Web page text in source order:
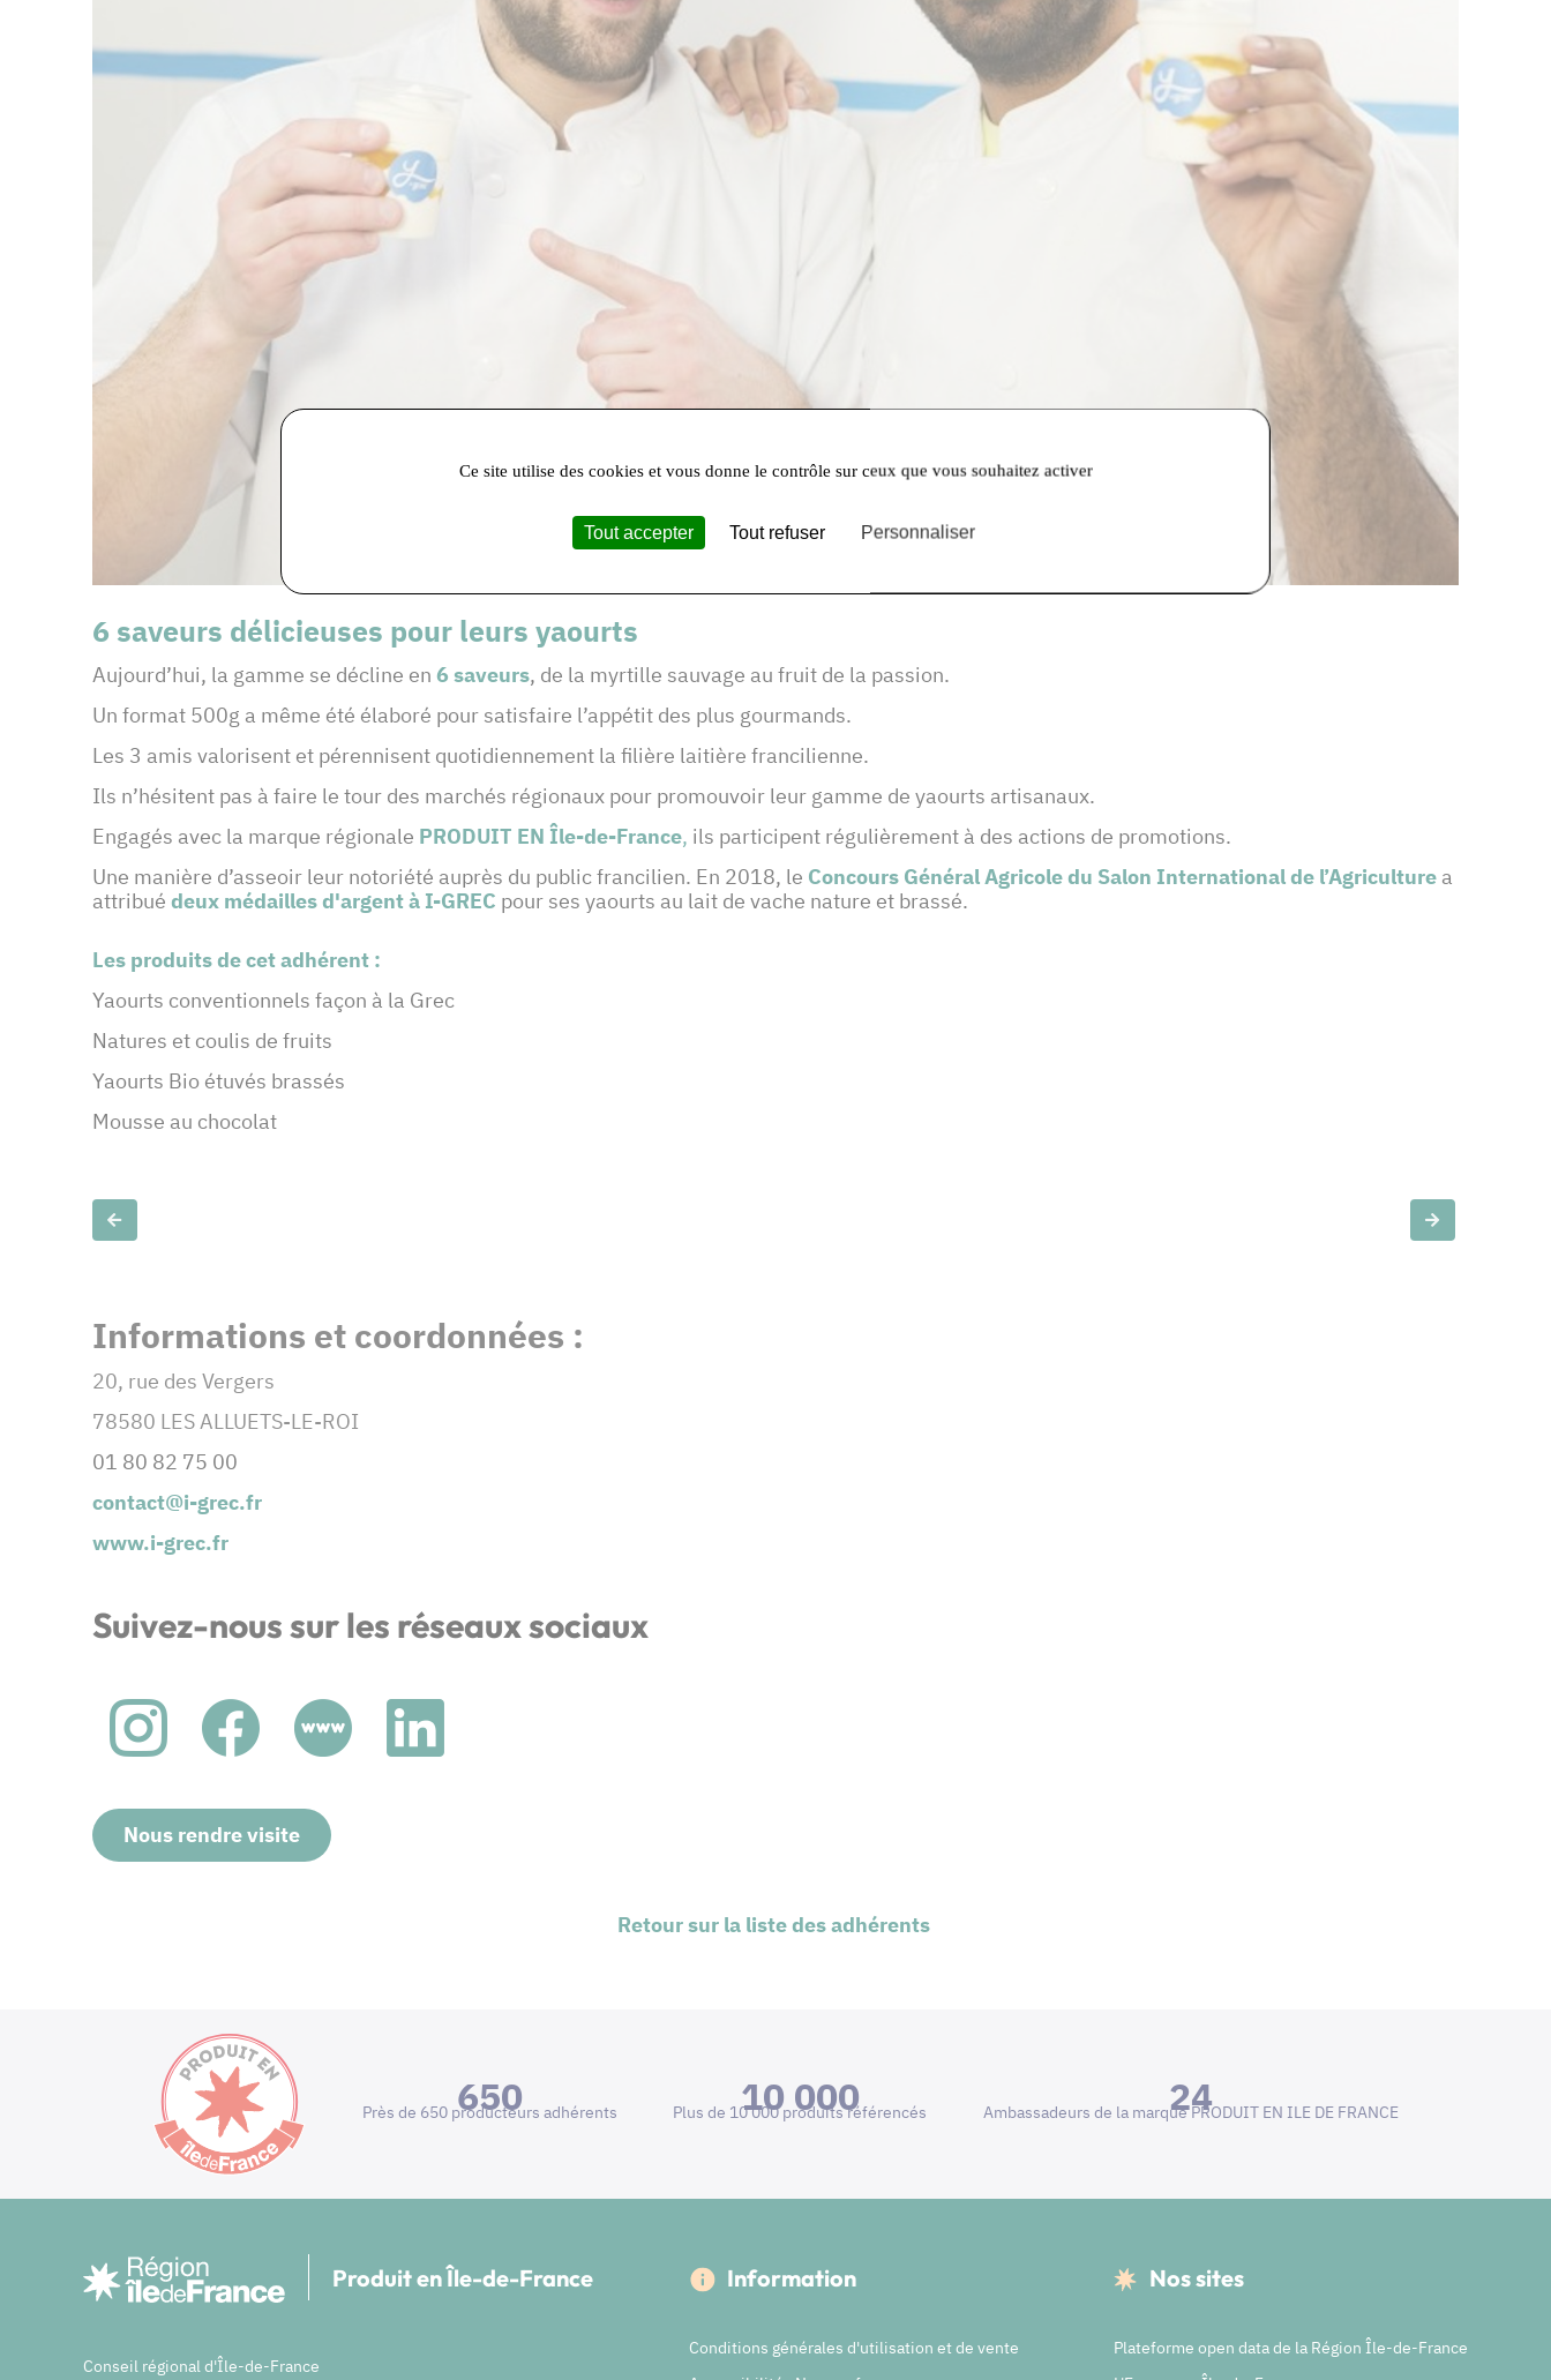
6 saveurs délicieuses pour leurs yaourts
Aujourd’hui, la gamme se décline en 6 saveurs, de la myrtille sauvage au fruit de la passion.
Un format 500g a même été élaboré pour satisfaire l’appétit des plus gourmands.
Les 3 amis valorisent et pérennisent quotidiennement la filière laitière francilienne.
Ils n’hésitent pas à faire le tour des marchés régionaux pour promouvoir leur gamme de yaourts artisanaux.
Engagés avec la marque régionale PRODUIT EN Île-de-France, ils participent régulièrement à des actions de promotions.
Une manière d’asseoir leur notoriété auprès du public francilien. En 2018, le Concours Général Agricole du Salon International de l’Agriculture a
attribué deux médaillesd'argent à I-GREC pour ses yaourts au lait de vache nature et brassé.
Les produits de cet adhérent :
Yaourts conventionnels façon à la Grec
Natures et coulis de fruits
Yaourts Bio étuvés brassés
Mousse au chocolat
Slide précédente Slide suivante
Informations et coordonnées :
20, rue des Vergers
78580 LES ALLUETS-LE-ROI
01 80 82 75 00
contact@i-grec.fr
www.i-grec.fr
Suivez-nous sur les réseaux sociaux
Nous rendre visite
Retour sur la liste des adhérents
650
Près de 650 producteurs adhérents 10 000
Plus de 10 000 produits référencés 24
Ambassadeurs de la marque PRODUIT EN ILE DE FRANCE
Produit en Île-de-France
Conseil régional d'Île-de-France
Information
Conditions générales d'utilisation et de vente
Nos sites
Plateforme open data de la Région Île-de-France
Ce site utilise des cookies et vous donne le contrôle sur ceux que vous souhaitez activer
Tout accepter Tout refuser Personnaliser